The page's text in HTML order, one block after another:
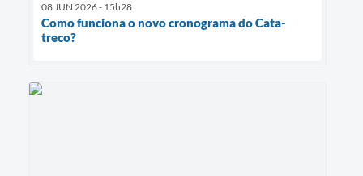
08 JUN 2026 - 15h28
Como funciona o novo cronograma do Cata-
treco?